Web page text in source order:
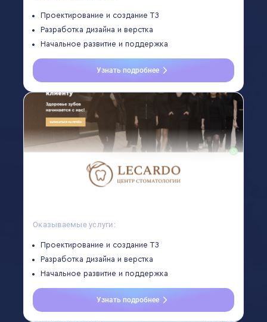
Проектирование и создание ТЗ
Разработка дизайна и верстка
Начальное развитие и поддержка
Узнать подробнее
Оказываемые услуги:
Проектирование и создание ТЗ
Разработка дизайна и верстка
Начальное развитие и поддержка
Узнать подробнее